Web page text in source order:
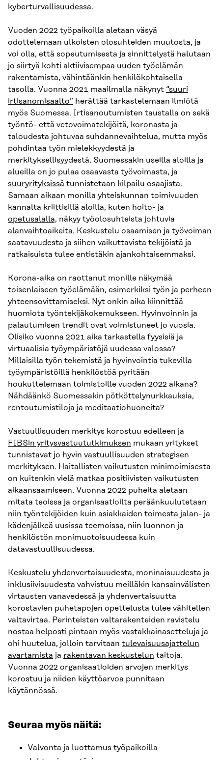
kyberturvallisuudessa.
Vuoden 2022 työpaikoilla aletaan väsyä
odottelemaan ulkoisten olosuhteiden muutosta, ja
voi olla, että sopeutumisesta ja sinnittelystä halutaan
jo siirtyä kohti aktiivisempaa uuden työelämän
rakentamista, vähintäänkin henkilökohtaisella
tasolla. Vuonna 2021 maailmalla näkynyt “suuri
irtisanomisaalto” herättää tarkastelemaan ilmiötä
myös Suomessa. Irtisanoutumisten taustalla on sekä
työntö- että vetovoimatekijöitä, koronasta ja
taloudesta johtuvaa suhdannevaihtelua, mutta myös
pohdintaa työn mielekkyydestä ja
merkityksellisyydestä. Suomessakin useilla aloilla ja
alueilla on jo pulaa osaavasta työvoimasta, ja
suuryrityksissä tunnistetaan kilpailu osaajista.
Samaan aikaan monilla yhteiskunnan toimivuuden
kannalta kriittisillä aloilla, kuten hoito- ja
opetusalalla, näkyy työolosuhteista johtuvia
alanvaihtoaikeita. Keskustelu osaamisen ja työvoiman
saatavuudesta ja siihen vaikuttavista tekijöistä ja
ratkaisuista tulee entistäkin ajankohtaisemmaksi.
Korona-aika on raottanut monille näkymää
toisenlaiseen työelämään, esimerkiksi työn ja perheen
yhteensovittamiseksi. Nyt onkin aika kiinnittää
huomiota työntekijäkokemukseen. Hyvinvoinnin ja
palautumisen trendit ovat voimistuneet jo vuosia.
Olisiko vuonna 2021 aika tarkastella fyysisiä ja
virtuaalisia työympäristöjä uudessa valossa?
Millaisilla työn tekemistä ja hyvinvointia tukevilla
työympäristöillä henkilöstöä pyritään
houkuttelemaan toimistoille vuoden 2022 aikana?
Nähdäänkö Suomessakin pötköttelynurkkauksia,
rentoutumistiloja ja meditaatiohuoneita?
Vastuullisuuden merkitys korostuu edelleen ja
FIBSin yritysvastuututkimuksen mukaan yritykset
tunnistavat jo hyvin vastuullisuuden strategisen
merkityksen. Haitallisten vaikutusten minimoimisesta
on kuitenkin vielä matkaa positiivisten vaikutusten
aikaansaamiseen. Vuonna 2022 puheita aletaan
mitata teoissa ja organisaatioilta peräänkuulutetaan
niin työntekijöiden kuin asiakkaiden toimesta jalan- ja
kädenjälkeä uusissa teemoissa, niin luonnon ja
henkilöstön monimuotoisuudessa kuin
datavastuullisuudessa.
Keskustelu yhdenvertaisuudesta, moninaisuudesta ja
inklusiivisuudesta vahvistuu meilläkin kansainvälisten
virtausten vanavedessä ja yhdenvertaisuutta
korostavien puhetapojen opettelusta tulee vähitellen
valtavirtaa. Perinteisten valtarakenteiden ravistelu
nostaa helposti pintaan myös vastakkainasetteluja ja
ohi huutelua, jolloin tarvitaan tulevaisuusajattelun
avartamista ja rakentavan keskustelun taitoja.
Vuonna 2022 organisaatioiden arvojen merkitys
korostuu ja niiden käyttöarvoa punnitaan
käytännössä.
Seuraa myös näitä:
Valvonta ja luottamus työpaikoilla